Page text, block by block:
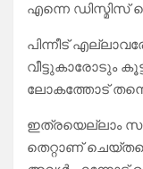
എന്നെ ഡിസ്മിസ്
പിന്നീട്
വീട്ടുകാരോടും
ലോകത്തോട്
ഇത്രയെല്ലാം
തെറ്റാണ്